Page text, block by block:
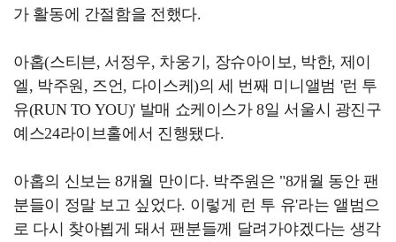
가 활동에 간절함을 전했다.
아홉(스티븐, 서정우, 차웅기, 장슈아이보, 박한, 제이
엘, 박주원, 즈언, 다이스케)의 세 번째 미니앨범 '런 투
유(RUN TO YOU)' 발매 쇼케이스가 8일 서울시 광진구
예스24라이브홀에서 진행됐다.
아홉의 신보는 8개월 만이다. 박주원은 "8개월 동안 팬
분들이 정말 보고 싶었다. 이렇게 런 투 유'라는 앨범으
로 다시 찾아뵙게 돼서 팬분들께 달려가야겠다는 생각